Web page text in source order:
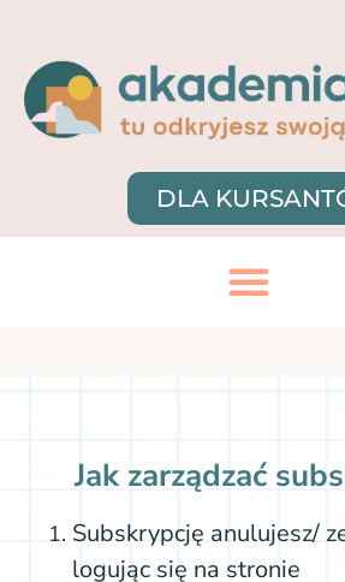
DLA
Jak zarządzać
Subskrypcję anulujesz/
logując się na stronie